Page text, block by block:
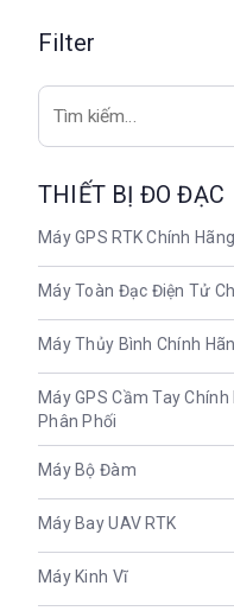
Filter
Tìm
THIẾT BỊ ĐO ĐẠC
Máy GPS RTK Chính
Máy Toàn Đạc Điện Tử
Máy Thủy Bình Chính
Máy GPS Cầm Tay Chính
Phân Phối
Máy Bộ Đàm
Máy Bay UAV RTK
Máy Kinh Vĩ